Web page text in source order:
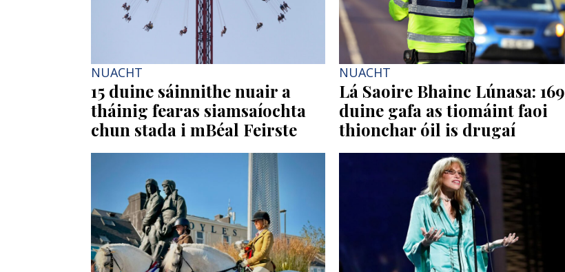
NUACHT
15 duine sáinnithe nuair a
tháinig fearas siamsaíochta
chun stada i mBéal Feirste
NUACHT
Lá Saoire Bhainc Lúnasa: 169
duine gafa as tiomáint faoi
thionchar óil is drugaí